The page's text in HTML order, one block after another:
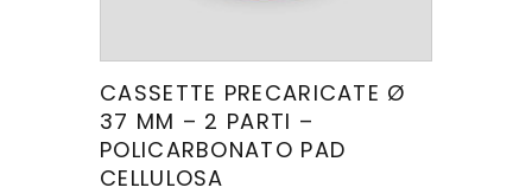
CASSETTE PRECARICATE Ø
37 MM – 2 PARTI –
POLICARBONATO PAD
CELLULOSA